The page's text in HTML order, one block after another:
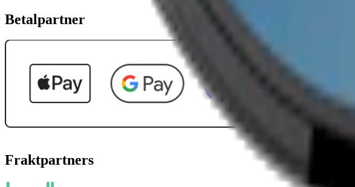
Betalpartner
Fraktpartners